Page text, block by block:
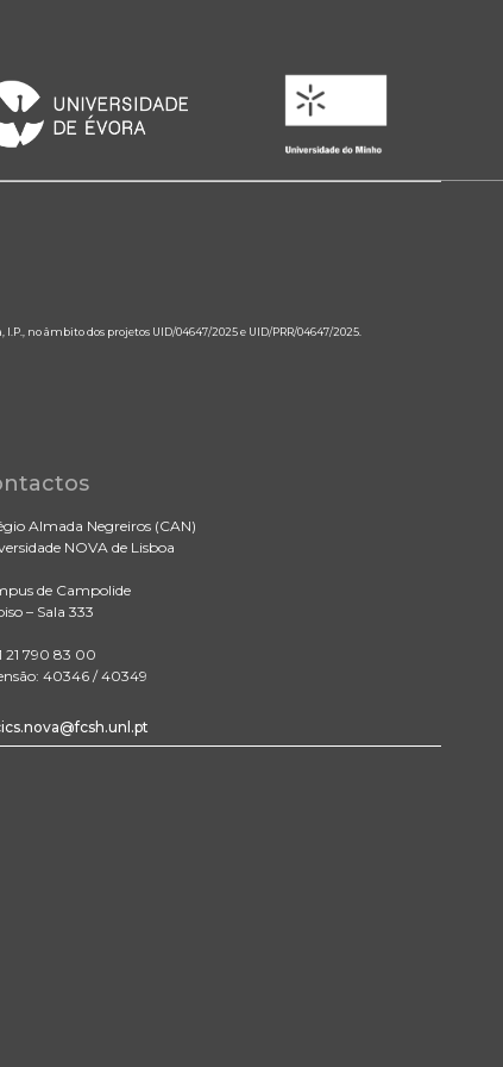
no âmbito dos projetos UID/04647/2025 e UID/PRR/04647/2025.
Almada Negreiros (CAN)
NOVA de Lisboa
de Campolide
– Sala 333
21 790 83 00
40346 / 40349